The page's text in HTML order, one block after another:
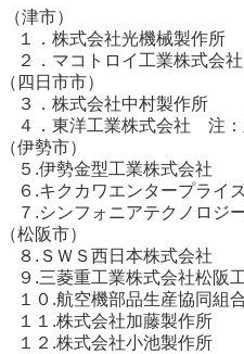
（津市）
１．株式会社光機械製作所
２．マコトロイ工業株式会社
（四日市市）
３．株式会社中村製作所
４．東洋工業株式会社 注：
（伊勢市）
５.伊勢金型工業株式会社
６.キクカワエンタープライ
７.シンフォニアテクノロジ
（松阪市）
８.ＳＷＳ西日本株式会社
９.三菱重工業株式会社松阪
１０.航空機部品生産協同組
１１.株式会社加藤製作所
１２.株式会社小池製作所